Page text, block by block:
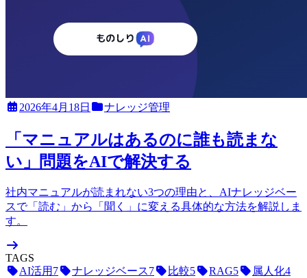
2026年4月18日 ナレッジ管理
「マニュアルはあるのに誰も読まな
い」問題をAIで解決する
社内マニュアルが読まれない3つの理由と、AIナレッジベー
スで「読む」から「聞く」に変える具体的な方法を解説しま
す。
TAGS
AI活用 7 ナレッジベース7 比較5 RAG5 属人化4